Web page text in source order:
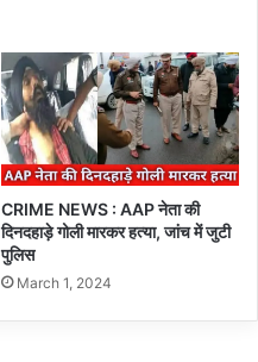
CRIME NEWS : AAP नेता की
दिनदहाड़े गोली मारकर हत्या, जांच में जुटी
पुलिस
March 1, 2024